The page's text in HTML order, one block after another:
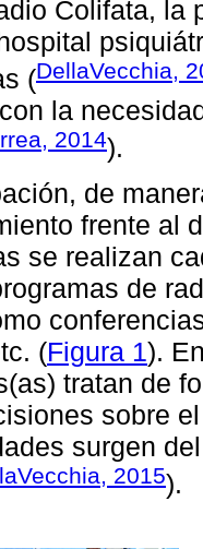
Colifata, la
(DellaVecchia,
la
2014).
de
frente al
se realizan
de
(Figura 1).
tratan de
sobre
surgen
2015).